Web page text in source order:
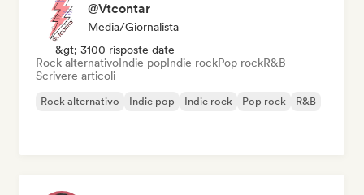
@Vtcontar
Media/Giornalista
&gt; 3100 risposte date
Rock alternativoIndie popIndie rockPop rockR&B
Scrivere articoli
Rock alternativo Indie pop Indie rock Pop rock R&B